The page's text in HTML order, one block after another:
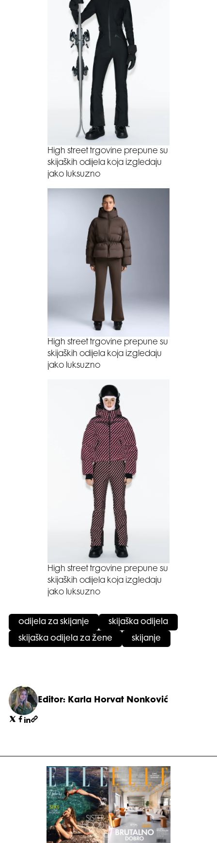
High street trgovine prepune su
skijaških odijela koja izgledaju
jako luksuzno
High street trgovine prepune su
skijaških odijela koja izgledaju
jako luksuzno
High street trgovine prepune su
skijaških odijela koja izgledaju
jako luksuzno
odijela za skijanje skijaška odijela
skijaška odijela za žene skijanje
Editor: Karla Horvat Nonković